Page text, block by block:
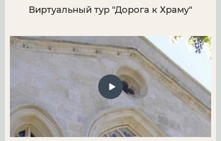
Виртуальный тур "Дорога к Храму"